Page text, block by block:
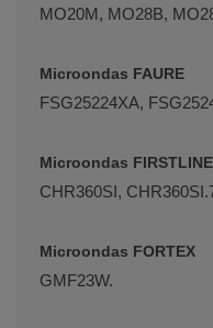
MO20M, MO28B,
Microondas FAURE
FSG25224XA,
Microondas FIRSTLINE
CHR360SI,
Microondas FORTEX
GMF23W.